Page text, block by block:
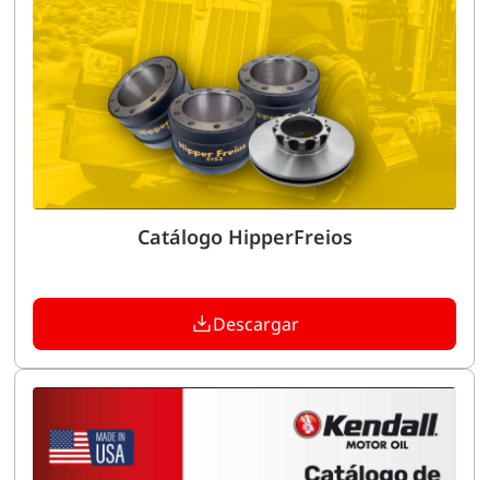
Catálogo HipperFreios
Descargar